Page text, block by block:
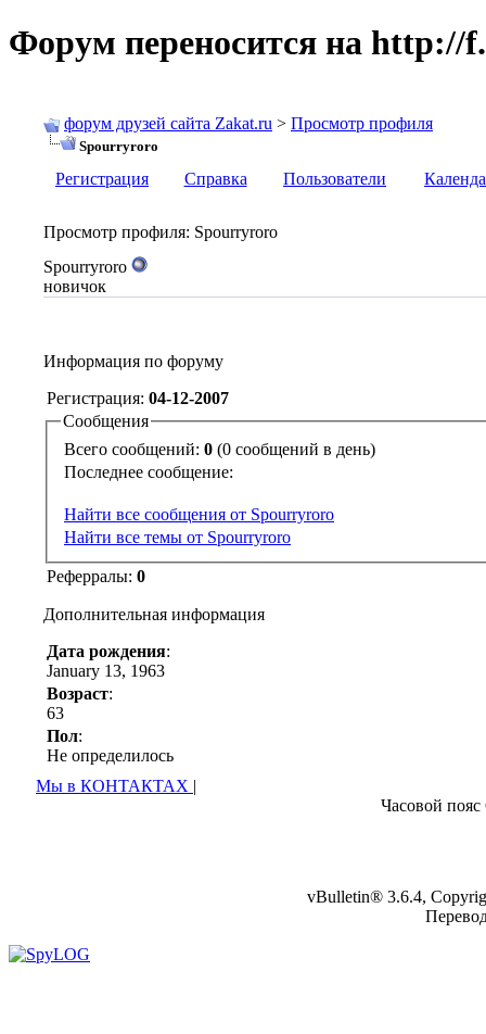
Форум переносится на http://
форум друзей сайта Zakat.ru > Просмотр профиля
Spourryroro
Регистрация Справка Пользователи
Просмотр профиля: Spourryroro
Spourryroro
новичок
Информация по форуму
Регистрация: 04-12-2007
Сообщения
Всего сообщений: 0 (0 сообщений в день)
Последнее сообщение:
Найти все сообщения от Spourryroro
Найти все темы от Spourryroro
Реферралы: 0
Дополнительная информация
Дата рождения:
January 13, 1963
Возраст:
63
Пол:
Не определилось
Мы в КОНТАКТАХ |
Часовой
vBulletin® 3.6.4,